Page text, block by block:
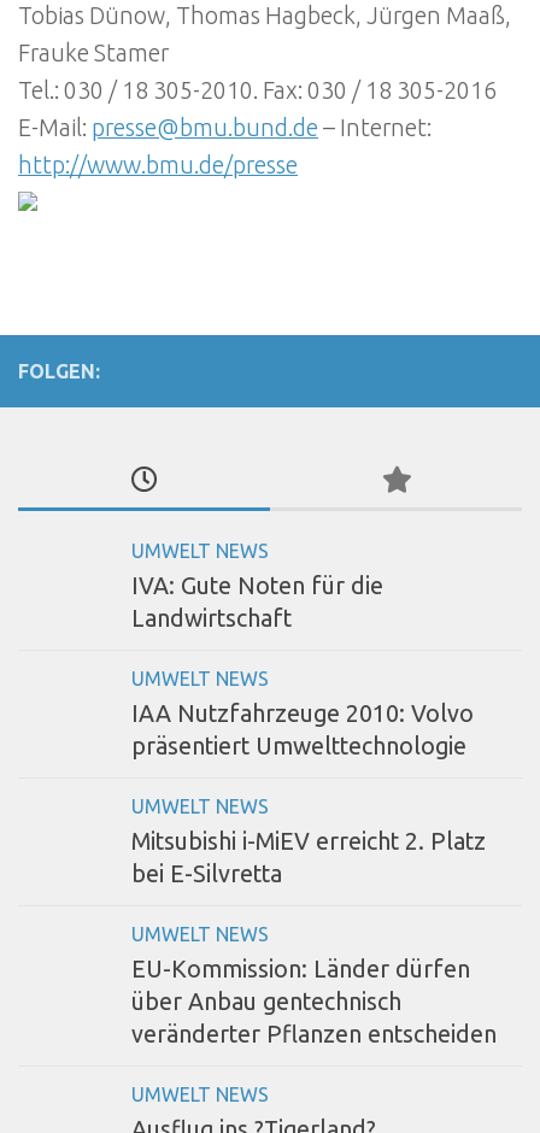
Tobias Dünow, Thomas Hagbeck, Jürgen Maaß,
Frauke Stamer
Tel.: 030 / 18 305-2010. Fax: 030 / 18 305-2016
E-Mail: presse@bmu.bund.de – Internet:
http://www.bmu.de/presse
FOLGEN:
UMWELT NEWS
IVA: Gute Noten für die
Landwirtschaft
UMWELT NEWS
IAA Nutzfahrzeuge 2010: Volvo
präsentiert Umwelttechnologie
UMWELT NEWS
Mitsubishi i-MiEV erreicht 2. Platz
bei E-Silvretta
UMWELT NEWS
EU-Kommission: Länder dürfen
über Anbau gentechnisch
veränderter Pflanzen entscheiden
UMWELT NEWS